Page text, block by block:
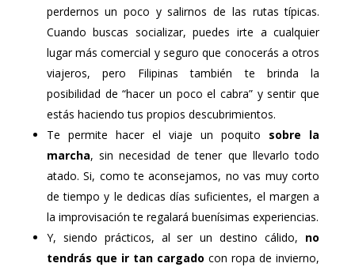
perdernos un poco y salirnos de las rutas típicas.
Cuando buscas socializar, puedes irte a cualquier
lugar más comercial y seguro que conocerás a otros
viajeros, pero Filipinas también te brinda la
posibilidad de “hacer un poco el cabra” y sentir que
estás haciendo tus propios descubrimientos.
Te permite hacer el viaje un poquito sobre la
marcha, sin necesidad de tener que llevarlo todo
atado. Si, como te aconsejamos, no vas muy corto
de tiempo y le dedicas días suficientes, el margen a
la improvisación te regalará buenísimas experiencias.
Y, siendo prácticos, al ser un destino cálido, no
tendrás que ir tan cargado con ropa de invierno,